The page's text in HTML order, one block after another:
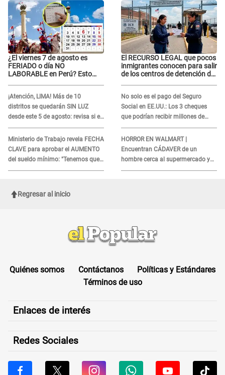
¿El viernes 7 de agosto es
FERIADO o día NO
LABORABLE en Perú? Esto
¡Atención, LIMA! Más de 10
distritos se quedarán SIN LUZ
desde este 5 de agosto: revisa si el
tuyo está en la lista
Ministerio de Trabajo revela FECHA
CLAVE para aprobar el AUMENTO
del sueldo mínimo: "Tenemos que
activar..."
El RECURSO LEGAL que pocos
inmigrantes conocen para salir
de los centros de detención del
No solo es el pago del Seguro
Social en EE.UU.: Los 3 cheques
que podrían recibir millones de
personas en agosto
HORROR EN WALMART |
Encuentran CÁDAVER de un
hombre cerca al supermercado y
esto reveló la autopsia que le
Regresar al inicio
Quiénes somos Contáctanos
Políticas y Estándares
Términos de uso
Enlaces de interés
Redes Sociales